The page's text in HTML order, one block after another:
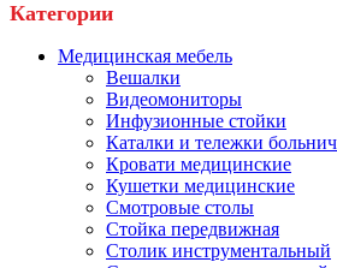
Категории
Медицинская мебель
Вешалки
Видеомониторы
Инфузионные стойки
Каталки и тележки
Кровати медицинские
Кушетки медицинские
Смотровые столы
Стойка передвижная
Столик инструментальный